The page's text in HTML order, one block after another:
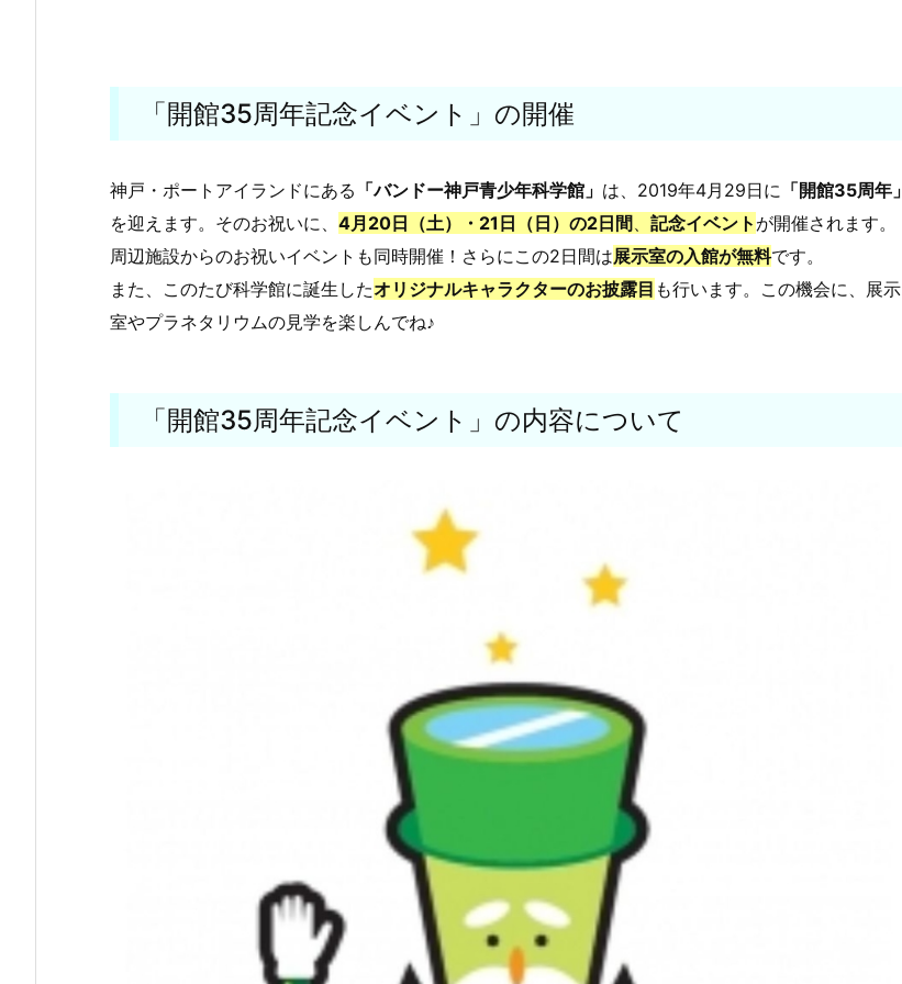
「開館35周年記念イベント」の開催
神戸・ポートアイランドにある 「バンドー神戸青少年科学館」 は、2019年4月29日に 「開館35周年」
を迎えます。そのお祝いに、 4月20日（土）・21日（日）の2日間 、 記念イベント が開催されます。
周辺施設からのお祝いイベントも同時開催！さらにこの2日間は展示室の入館が無料です。
また、このたび科学館に誕生したオリジナルキャラクターのお披露目 も行います。この機会に、展示
室やプラネタリウムの見学を楽しんでね♪
「開館35周年記念イベント」の内容について